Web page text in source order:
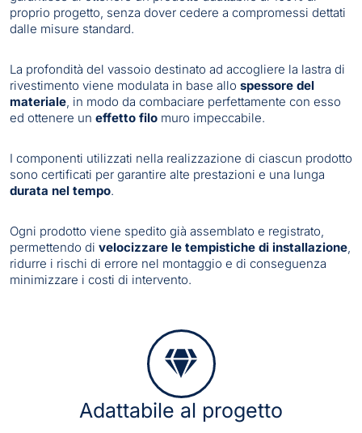
proprio progetto, senza dover cedere a compromessi dettati
dalle misure standard.
La profondità del vassoio destinato ad accogliere la lastra di
rivestimento viene modulata in base allo spessore del
materiale , in modo da combaciare perfettamente con esso
ed ottenere un effetto filo muro impeccabile.
I componenti utilizzati nella realizzazione di ciascun prodotto
sono certificati per garantire alte prestazioni e una lunga
durata nel tempo.
Ogni prodotto viene spedito già assemblato e registrato,
permettendo di velocizzare le tempistiche di installazione
ridurre i rischi di errore nel montaggio e di conseguenza
minimizzare i costi di intervento.
Adattabile al progetto